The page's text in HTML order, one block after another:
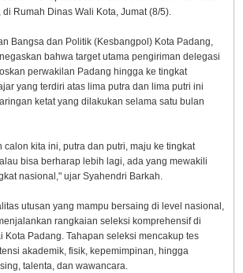
di Rumah Dinas Wali Kota, Jumat (8/5).
Bangsa dan Politik (Kesbangpol) Kota Padang,
bahwa target utama pengiriman delegasi
perwakilan Padang hingga ke tingkat
yang terdiri atas lima putra dan lima putri ini
ketat yang dilakukan selama satu bulan
calon kita ini, putra dan putri, maju ke tingkat
bisa berharap lebih lagi, ada yang mewakili
nasional," ujar Syahendri Barkah.
utusan yang mampu bersaing di level nasional,
rangkaian seleksi komprehensif di
Kota Padang. Tahapan seleksi mencakup tes
akademik, fisik, kepemimpinan, hingga
talenta, dan wawancara.